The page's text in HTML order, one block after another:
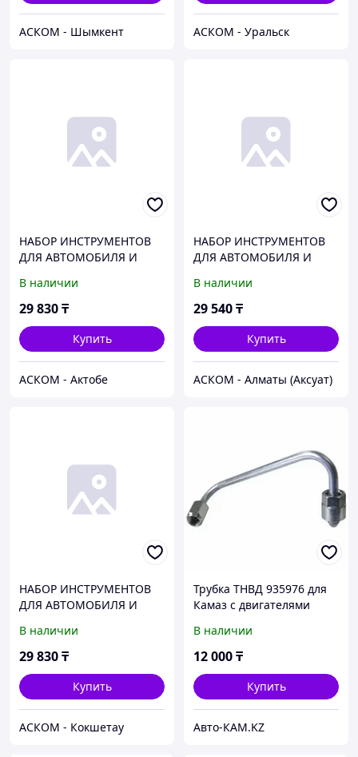
АСКОМ - Шымкент АСКОМ - Уральск
НАБОР ИНСТРУМЕНТОВ
ДЛЯ АВТОМОБИЛЯ И
ПРЕДМЕТА PRO
БЕЛАВТОКОМПЛЕКТ
В наличии
29 830₸
Купить
АСКОМ - Актобе
НАБОР ИНСТРУМЕНТОВ
ДЛЯ АВТОМОБИЛЯ И
ПРЕДМЕТА МАСТЕР
БЕЛАВТОКОМПЛЕКТ
В наличии
29 540₸
Купить
АСКОМ - Алматы (Аксуат)
НАБОР ИНСТРУМЕНТОВ
ДЛЯ АВТОМОБИЛЯ И
ПРЕДМЕТА PRO
БЕЛАВТОКОМПЛЕКТ
В наличии
29 830₸
Купить
АСКОМ - Кокшетау
Трубка ТНВД 935976 для
Камаз с двигателями
В наличии
12 000₸
Купить
Авто-КАМ.KZ